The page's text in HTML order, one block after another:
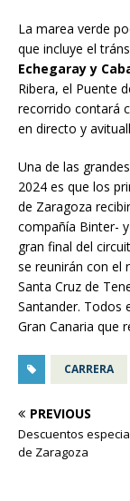
La marea verde
que incluye el
Echegaray y
Ribera, el Puente
recorrido contará
en directo y
Una de las
2024 es que los
de Zaragoza
compañía Binter-
gran final del
se reunirán con el
Santa Cruz de
Santander. Todos
Gran Canaria que
CARRERA
PREVIOUS
Descuentos
de Zaragoza